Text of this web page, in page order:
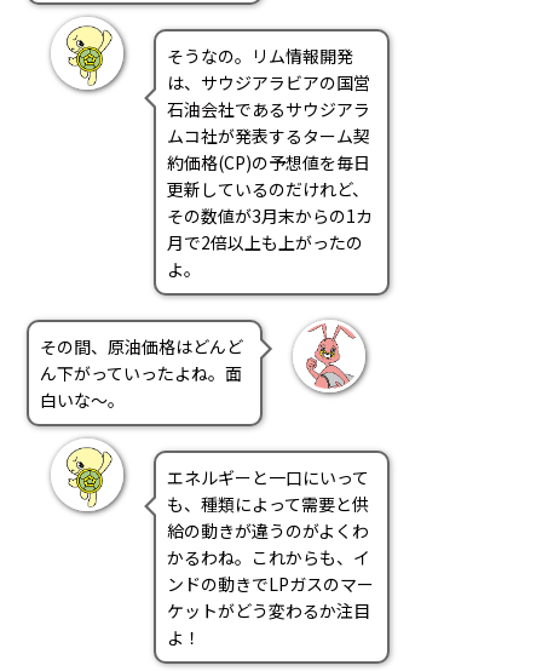
そうなの。リム情報開発
は、サウジアラビアの国営
石油会社であるサウジアラ
ムコ社が発表するターム契
約価格(CP)の予想値を毎日
更新しているのだけれど、
その数値が3月末からの1カ
月で2倍以上も上がったの
よ。
その間、原油価格はどんど
ん下がっていったよね。面
白いな～。
エネルギーと一口にいって
も、種類によって需要と供
給の動きが違うのがよくわ
かるわね。これからも、イ
ンドの動きでLPガスのマー
ケットがどう変わるか注目
よ！